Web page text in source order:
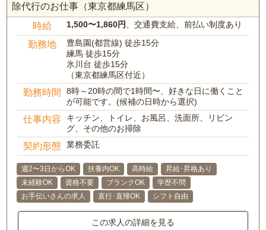
除代行のお仕事（東京都練馬区）
時給 1,500〜1,860円 、交通費支給、前払い制度あり
勤務地
豊島園(都営線) 徒歩15分
練馬 徒歩15分
氷川台 徒歩15分
（東京都練馬区付近）
勤務時間
8時～20時の間で1時間〜、好きな日に働くこと
が可能です。(候補の日時から選択)
仕事内容
キッチン、トイレ、お風呂、洗面所、リビン
グ、その他のお掃除
契約形態 業務委託
週2〜3日からOK 扶養内OK 高時給
昇給･昇格あり
未経験OK
資格不要 ブランクOK
学歴不問
お手伝いさんの求人
直行･直帰OK シフト自由
この求人の詳細を見る